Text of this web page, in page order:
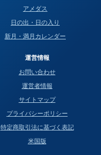
アメダス
日の出・日の入り
新月・満月カレンダー
運営情報
お問い合わせ
運営者情報
サイトマップ
プライバシーポリシー
特定商取引法に基づく表記
米国版